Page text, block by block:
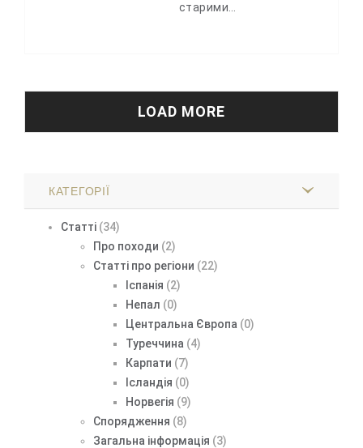
старими…
LOAD MORE
КАТЕГОРІЇ
Статті (34)
Про походи (2)
Статті про регіони (22)
Іспанія (2)
Непал (0)
Центральна Європа (0)
Туреччина (4)
Карпати (7)
Ісландія (0)
Норвегія (9)
Спорядження (8)
Загальна інформація (3)